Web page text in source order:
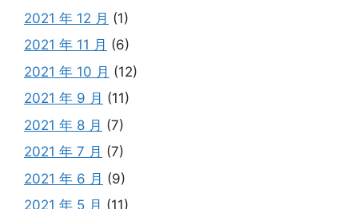
2021 年 12 月 (1)
2021 年 11 月 (6)
2021 年 10 月 (12)
2021 年 9 月 (11)
2021 年 8 月 (7)
2021 年 7 月 (7)
2021 年 6 月 (9)
2021 年 5 月 (11)